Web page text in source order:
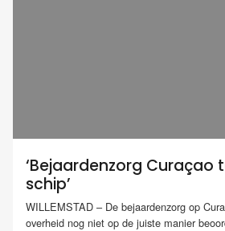
‘Bejaardenzorg Curaçao
schip’
WILLEMSTAD – De bejaardenzorg op
overheid nog niet op de juiste manier